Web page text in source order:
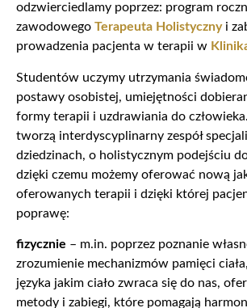
odzwierciedlamy poprzez: program
zawodowego Terapeuta Holistycznyi
prowadzenia pacjenta w terapii w
Studentów uczymy utrzymania
postawy osobistej, umiejętności
formy terapii i uzdrawiania do
tworzą interdyscyplinarny zespół
dziedzinach, o holistycznym podejściu
dzięki czemu możemy oferować nową
oferowanych terapii i dzięki której
poprawę:
fizycznie – m.in. poprzez poznanie
zrozumienie mechanizmów pamięci
języka jakim ciało zwraca się do nas,
metody i zabiegi, które pomagają